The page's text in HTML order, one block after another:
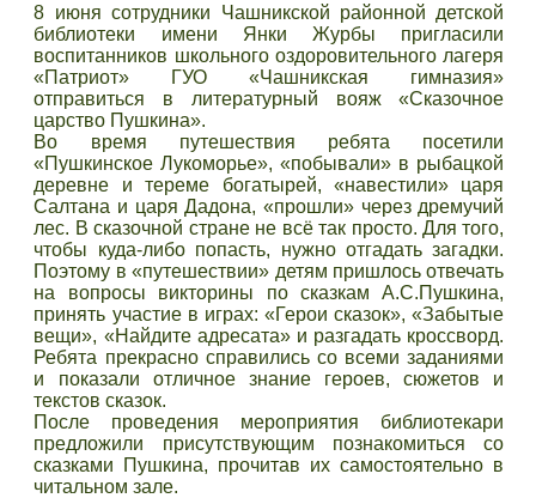
8 июня сотрудники Чашникской районной детской
библиотеки имени Янки Журбы пригласили
воспитанников школьного оздоровительного лагеря
«Патриот» ГУО «Чашникская гимназия»
отправиться в литературный вояж «Сказочное
царство Пушкина».
Во время путешествия ребята посетили
«Пушкинское Лукоморье», «побывали» в рыбацкой
деревне и тереме богатырей, «навестили» царя
Салтана и царя Дадона, «прошли» через дремучий
лес. В сказочной стране не всё так просто. Для того,
чтобы куда-либо попасть, нужно отгадать загадки.
Поэтому в «путешествии» детям пришлось отвечать
на вопросы викторины по сказкам А.С.Пушкина,
принять участие в играх: «Герои сказок», «Забытые
вещи», «Найдите адресата» и разгадать кроссворд.
Ребята прекрасно справились со всеми заданиями
и показали отличное знание героев, сюжетов и
текстов сказок.
После проведения мероприятия библиотекари
предложили присутствующим познакомиться со
сказками Пушкина, прочитав их самостоятельно в
читальном зале.